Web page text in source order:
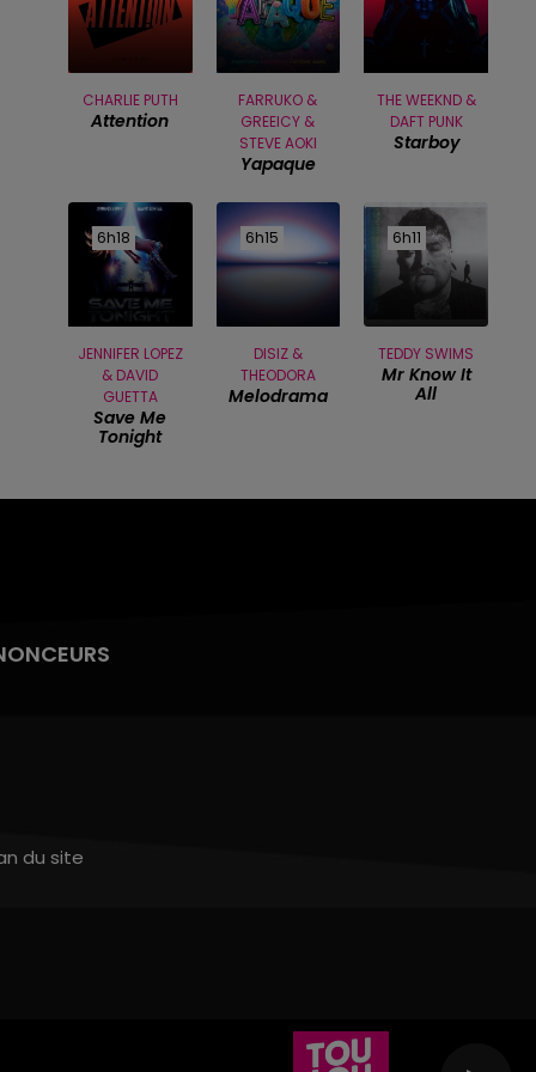
CHARLIE PUTH
Attention
FARRUKO &
GREEICY &
STEVE AOKI
Yapaque
THE WEEKND &
DAFT PUNK
Starboy
6h18
6h18
JENNIFER LOPEZ
& DAVID
GUETTA
Save Me
Tonight
6h15
6h15
DISIZ &
THEODORA
Melodrama
6h11
6h11
TEDDY SWIMS
Mr Know It
All
du site